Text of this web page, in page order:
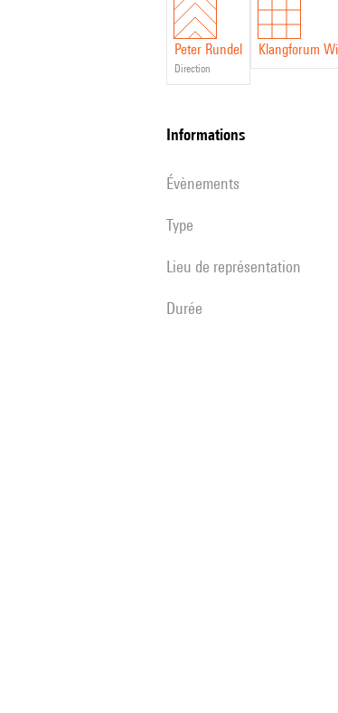
Peter Rundel
direction
Klangforum
informations
évènements
Type
Lieu de représentation
durée